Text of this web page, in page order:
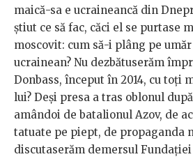
maică-sa e ucraineancă din
știut ce să fac, căci el se purtase
moscovit: cum să-i plâng pe
ucrainean? Nu dezbătuserăm
Donbass, început în 2014, cu toți
lui? Deși presa a tras oblonul
amândoi de batalionul Azov, de
tatuate pe piept, de propaganda
discutaserăm demersul